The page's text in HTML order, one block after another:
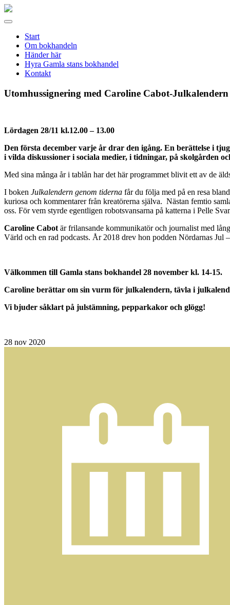
Gamla
Meny
Start
Om bokhandeln
Händer här
Hyra Gamla stans bokhandel
Kontakt
Utomhussignering med Caroline Cabot-
Lördagen 28/11 kl.12.00 – 13.00
Den första december varje år drar den igång. En berättelse i
i vilda diskussioner i sociala medier, i tidningar, på skolgården
Med sina många år i tablån har det här programmet blivit ett av de
I boken Julkalendern genom tiderna får du följa med på en resa
kuriosa och kommentarer från kreatörerna själva. Nästan femtio
oss. För vem styrde egentligen robotsvansarna på katterna i Pelle
Caroline Cabotär frilansande kommunikatör och journalist med
Värld och en rad podcasts. År 2018 drev hon podden Nördarnas
Välkommen till Gamla stans bokhandel 28 november kl. 14-15.
Caroline berättar om sin vurm för julkalendern, tävla i
Vi bjuder såklart på julstämning, pepparkakor och glögg!
28 nov 2020